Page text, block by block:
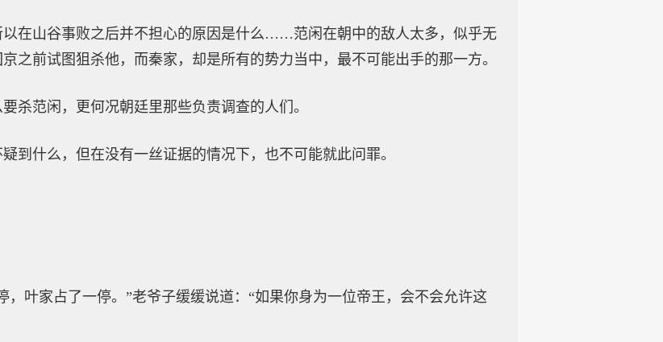
在山谷事败之后并不担心的原因是什么……范闲在朝中的敌人太多，似乎无
之前试图狙杀他，而秦家，却是所有的势力当中，最不可能出手的那一方。
杀范闲，更何况朝廷里那些负责调查的人们。
到什么，但在没有一丝证据的情况下，也不可能就此问罪。
，叶家占了一停。”老爷子缓缓说道：“如果你身为一位帝王，会不会允许这